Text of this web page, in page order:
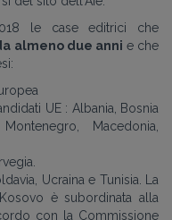
le case editrici che
almeno due anni e che
UE : Albania, Bosnia
Macedonia,
Ucraina e Tunisia. La
è subordinata alla
con la Commissione